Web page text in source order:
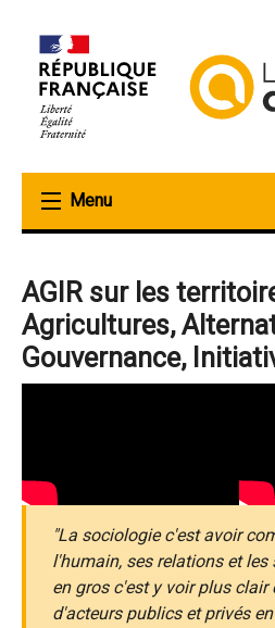
contenu
principal
AGIR sur les
Agricultures,
Gouvernance,
"La sociologie c'est avoir
l'humain, ses relations et les
en gros c'est y voir plus clair
d'acteurs publics et privés